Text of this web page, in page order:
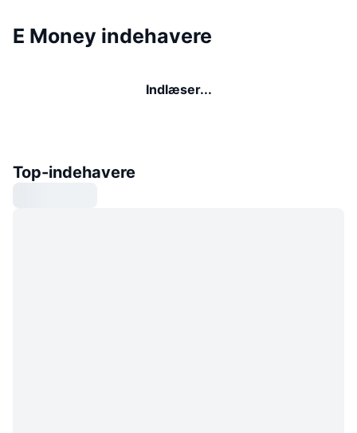
E Money indehavere
Indlæser...
Top-indehavere